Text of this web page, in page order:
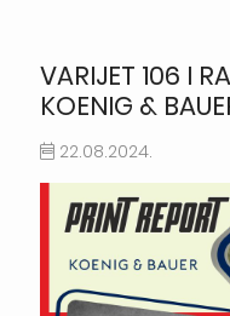
VARIJET 106 I
KOENIG &
22.08.2024.